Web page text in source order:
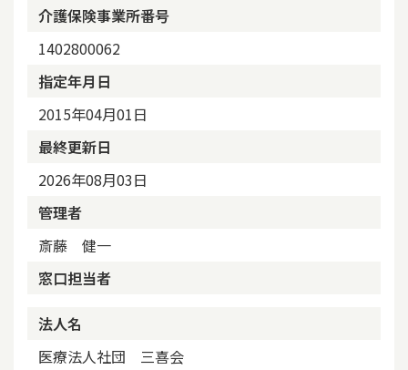
介護保険事業所番号
1402800062
指定年月日
2015年04月01日
最終更新日
2026年08月03日
管理者
斎藤 健一
窓口担当者
法人名
医療法人社団 三喜会